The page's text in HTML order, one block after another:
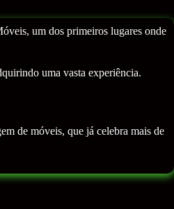
um dos primeiros lugares onde
uma vasta experiência.
de móveis, que já celebra mais de